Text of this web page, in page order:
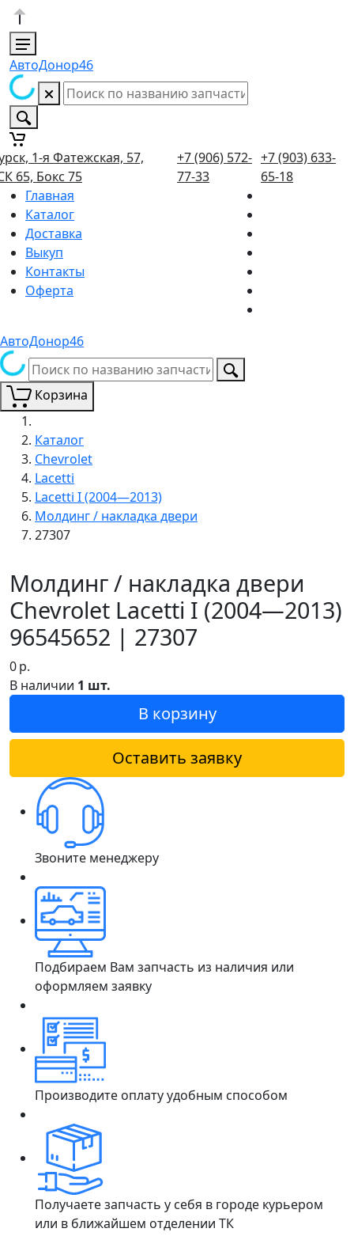
АвтоДонор46
1-я Фатежская, 57,
65, Бокс 75
+7 (906) 572-
77-33
+7 (903) 633-
65-18
Главная
Каталог
Доставка
Выкуп
Контакты
Оферта
АвтоДонор46
Корзина
Каталог
Chevrolet
Lacetti
Lacetti I (2004—2013)
Молдинг / накладка двери
27307
Молдинг / накладка двери
Chevrolet Lacetti I (2004—2013)
96545652 | 27307
0р.
В наличии 1 шт.
В корзину
Оставить заявку
Звоните менеджеру
Подбираем Вам запчасть из наличия или
оформляем заявку
Производите оплату удобным способом
Получаете запчасть у себя в городе курьером
или в ближайшем отделении ТК